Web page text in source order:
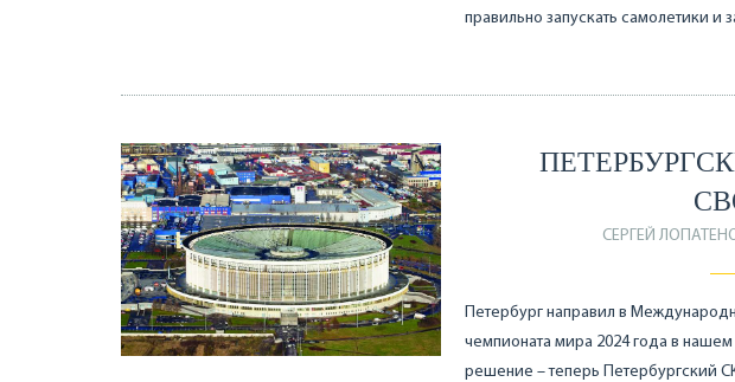
правильно запускать самолетики
СЕРГЕЙ
Петербург направил в
чемпионата мира 2024 года в
решение – теперь Петербургский